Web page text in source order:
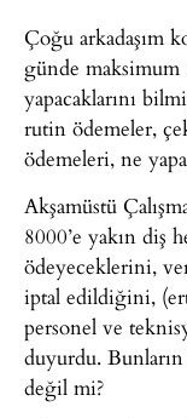
Çoğu arkadaşım
günde
yapacaklarını
rutin ödemeler,
ödemeleri, ne
Akşamüstü
8000’e yakın diş
ödeyeceklerini,
iptal edildiğini,
personel ve
duyurdu.
değil mi?